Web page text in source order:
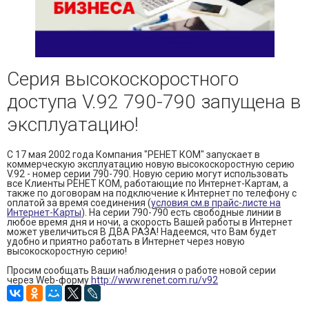
и управления доступом
— Электромонтажные работы
— Охранная сигнализация
— Пожарная сигнализация
— Локальные сети и СКС
Серия высокоскоростного
доступа V.92 790-790 запущена в
эксплуатацию!
С 17 мая 2002 года Компания "РЕНЕТ КОМ" запускает в
коммерческую эксплуатацию новую высокоскоростную серию
V.92 - номер серии 790-790. Новую серию могут использовать
все Клиенты РЕНЕТ КОМ, работающие по Интернет-Картам, а
также по договорам на подключение к Интернет по телефону с
оплатой за время соединения (условия см.в прайс-листе на
Интернет-Карты). На серии 790-790 есть свободные линии в
любое время дня и ночи, а скорость Вашей работы в Интернет
может увеличиться В ДВА РАЗА! Надеемся, что Вам будет
удобно и приятно работать в Интернет через новую
высокоскоростную серию!
Просим сообщать Ваши наблюдения о работе новой серии
через Web-форму http://www.renet.com.ru/v92